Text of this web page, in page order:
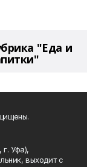
"Еда и
г. Уфа),
выходит с